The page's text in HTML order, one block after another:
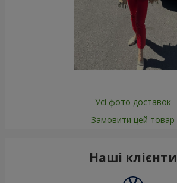
Усі фото доставок
Замовити цей товар
Наші клієнти